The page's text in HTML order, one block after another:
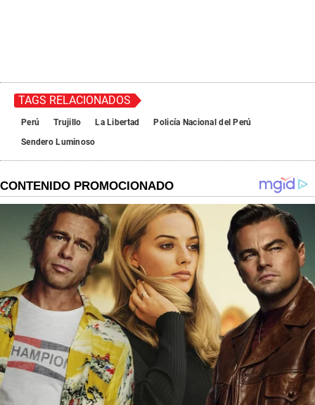
TAGS RELACIONADOS
Perú Trujillo La Libertad
Policía Nacional del Perú
Sendero Luminoso